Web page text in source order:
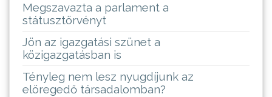
Megszavazta a parlament a
státusztörvényt
Jön az igazgatási szünet a
közigazgatásban is
Tényleg nem lesz nyugdíjunk az
elöregedő társadalomban?